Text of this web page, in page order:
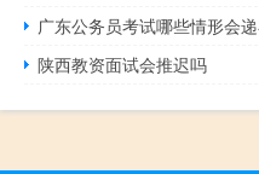
广东公务员考试哪些情形会
陕西教资面试会推迟吗